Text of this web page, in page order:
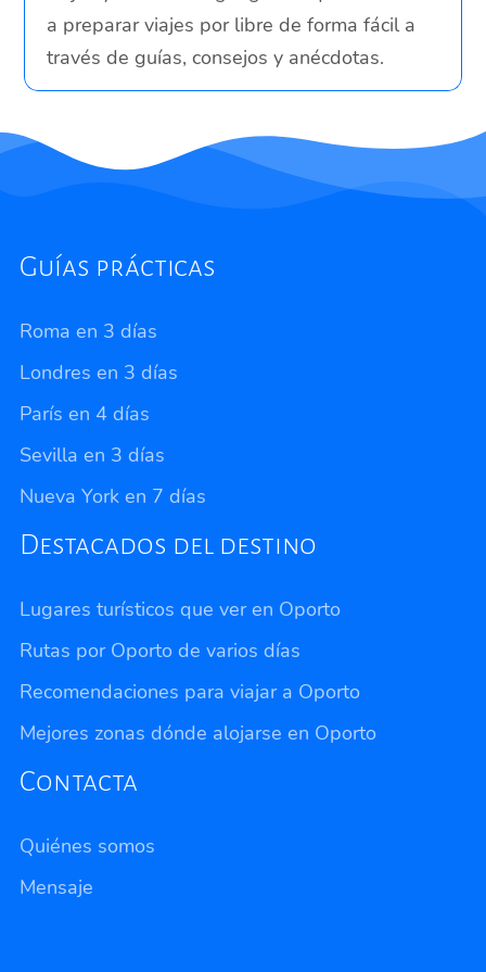
a preparar viajes por libre de forma fácil a
través de guías, consejos y anécdotas.
Guías prácticas
Roma en 3 días
Londres en 3 días
París en 4 días
Sevilla en 3 días
Nueva York en 7 días
Destacados del destino
Lugares turísticos que ver en Oporto
Rutas por Oporto de varios días
Recomendaciones para viajar a Oporto
Mejores zonas dónde alojarse en Oporto
Contacta
Quiénes somos
Mensaje